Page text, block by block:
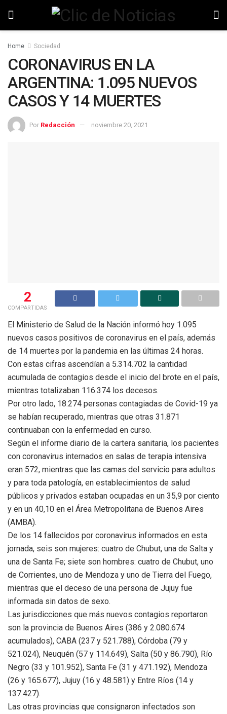
Home Sociedad
CORONAVIRUS EN LA
ARGENTINA: 1.095 NUEVOS
CASOS Y 14 MUERTES
Por Redacción noviembre 20, 2021
2
COMPARTIDAS
El Ministerio de Salud de la Nación informó hoy 1.095
nuevos casos positivos de coronavirus en el país, además
de 14 muertes por la pandemia en las últimas 24 horas.
Con estas cifras ascendían a 5.314.702 la cantidad
acumulada de contagios desde el inicio del brote en el país,
mientras totalizaban 116.374 los decesos.
Por otro lado, 18.274 personas contagiadas de Covid-19 ya
se habían recuperado, mientras que otras 31.871
continuaban con la enfermedad en curso.
Según el informe diario de la cartera sanitaria, los pacientes
con coronavirus internados en salas de terapia intensiva
eran 572, mientras que las camas del servicio para adultos
y para toda patología, en establecimientos de salud
públicos y privados estaban ocupadas en un 35,9 por ciento
y en un 40,10 en el Área Metropolitana de Buenos Aires
(AMBA).
De los 14 fallecidos por coronavirus informados en esta
jornada, seis son mujeres: cuatro de Chubut, una de Salta y
una de Santa Fe; siete son hombres: cuatro de Chubut, uno
de Corrientes, uno de Mendoza y uno de Tierra del Fuego,
mientras que el deceso de una persona de Jujuy fue
informada sin datos de sexo.
Las jurisdicciones que más nuevos contagios reportaron
son la provincia de Buenos Aires (386 y 2.080.674
acumulados), CABA (237 y 521.788), Córdoba (79 y
521.024), Neuquén (57 y 114.649), Salta (50 y 86.790), Río
Negro (33 y 101.952), Santa Fe (31 y 471.192), Mendoza
(26 y 165.677), Jujuy (16 y 48.581) y Entre Ríos (14 y
137.427).
Las otras provincias que consignaron infectados son